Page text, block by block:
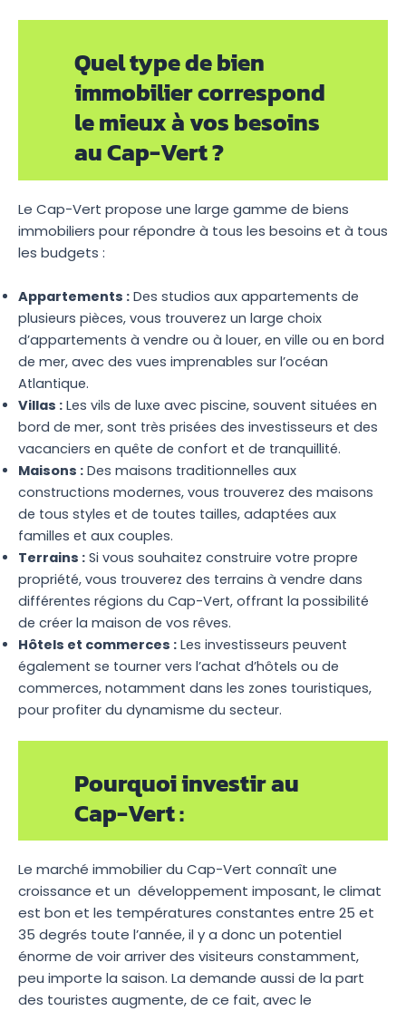
Quel type de bien
immobilier correspond
le mieux à vos besoins
au Cap-Vert ?
Le Cap-Vert propose une large gamme de biens
immobiliers pour répondre à tous les besoins et à tous
les budgets :
Appartements : Des studios aux appartements de
plusieurs pièces, vous trouverez un large choix
d’appartements à vendre ou à louer, en ville ou en bord
de mer, avec des vues imprenables sur l’océan
Atlantique.
Villas : Les vils de luxe avec piscine, souvent situées en
bord de mer, sont très prisées des investisseurs et des
vacanciers en quête de confort et de tranquillité.
Maisons : Des maisons traditionnelles aux
constructions modernes, vous trouverez des maisons
de tous styles et de toutes tailles, adaptées aux
familles et aux couples.
Terrains : Si vous souhaitez construire votre propre
propriété, vous trouverez des terrains à vendre dans
différentes régions du Cap-Vert, offrant la possibilité
de créer la maison de vos rêves.
Hôtels et commerces : Les investisseurs peuvent
également se tourner vers l’achat d’hôtels ou de
commerces, notamment dans les zones touristiques,
pour profiter du dynamisme du secteur.
Pourquoi investir au
Cap-Vert :
Le marché immobilier du Cap-Vert connaît une
croissance et un développement imposant, le climat
est bon et les températures constantes entre 25 et
35 degrés toute l’année, il y a donc un potentiel
énorme de voir arriver des visiteurs constamment,
peu importe la saison. La demande aussi de la part
des touristes augmente, de ce fait, avec le